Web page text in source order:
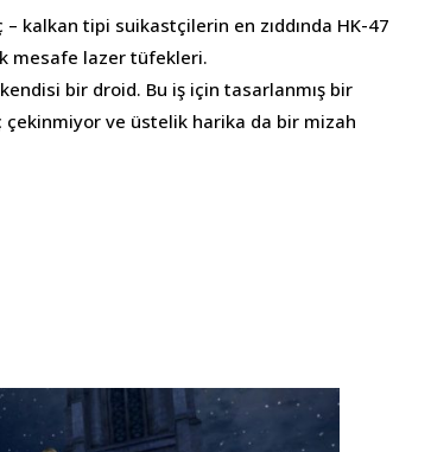
– kalkan tipi suikastçilerin en zıddında HK-47
mesafe lazer tüfekleri.
bir droid. Bu iş için tasarlanmış bir
çekinmiyor ve üstelik harika da bir mizah